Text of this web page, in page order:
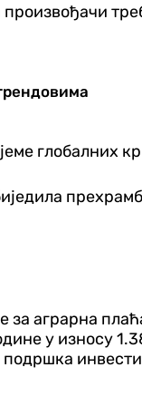
глобалних
аграрна
у износу